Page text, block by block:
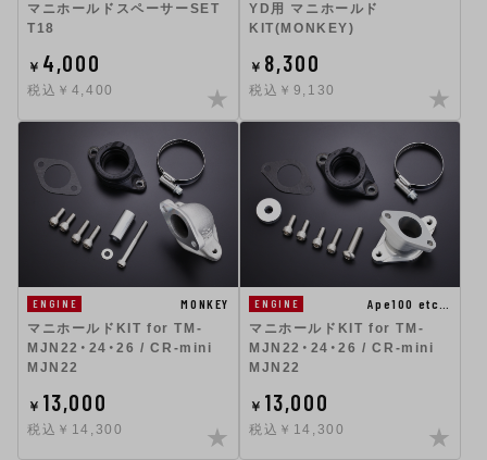
マニホールドスペーサーSET
T18
￥ 4,000
税込￥4,400
YD用 マニホールド
KIT(MONKEY)
￥ 8,300
税込￥9,130
ENGINE
MONKEY
マニホールドKIT for TM-
MJN22・24・26 / CR-mini
MJN22
￥ 13,000
税込￥14,300
ENGINE
Ape100 etc…
マニホールドKIT for TM-
MJN22・24・26 / CR-mini
MJN22
￥ 13,000
税込￥14,300